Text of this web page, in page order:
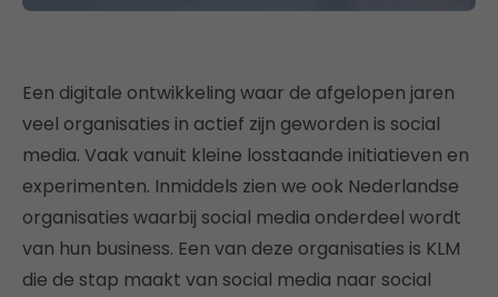
Een digitale ontwikkeling waar de afgelopen jaren
veel organisaties in actief zijn geworden is social
media. Vaak vanuit kleine losstaande initiatieven en
experimenten. Inmiddels zien we ook Nederlandse
organisaties waarbij social media onderdeel wordt
van hun business. Een van deze organisaties is KLM
die de stap maakt van social media naar social